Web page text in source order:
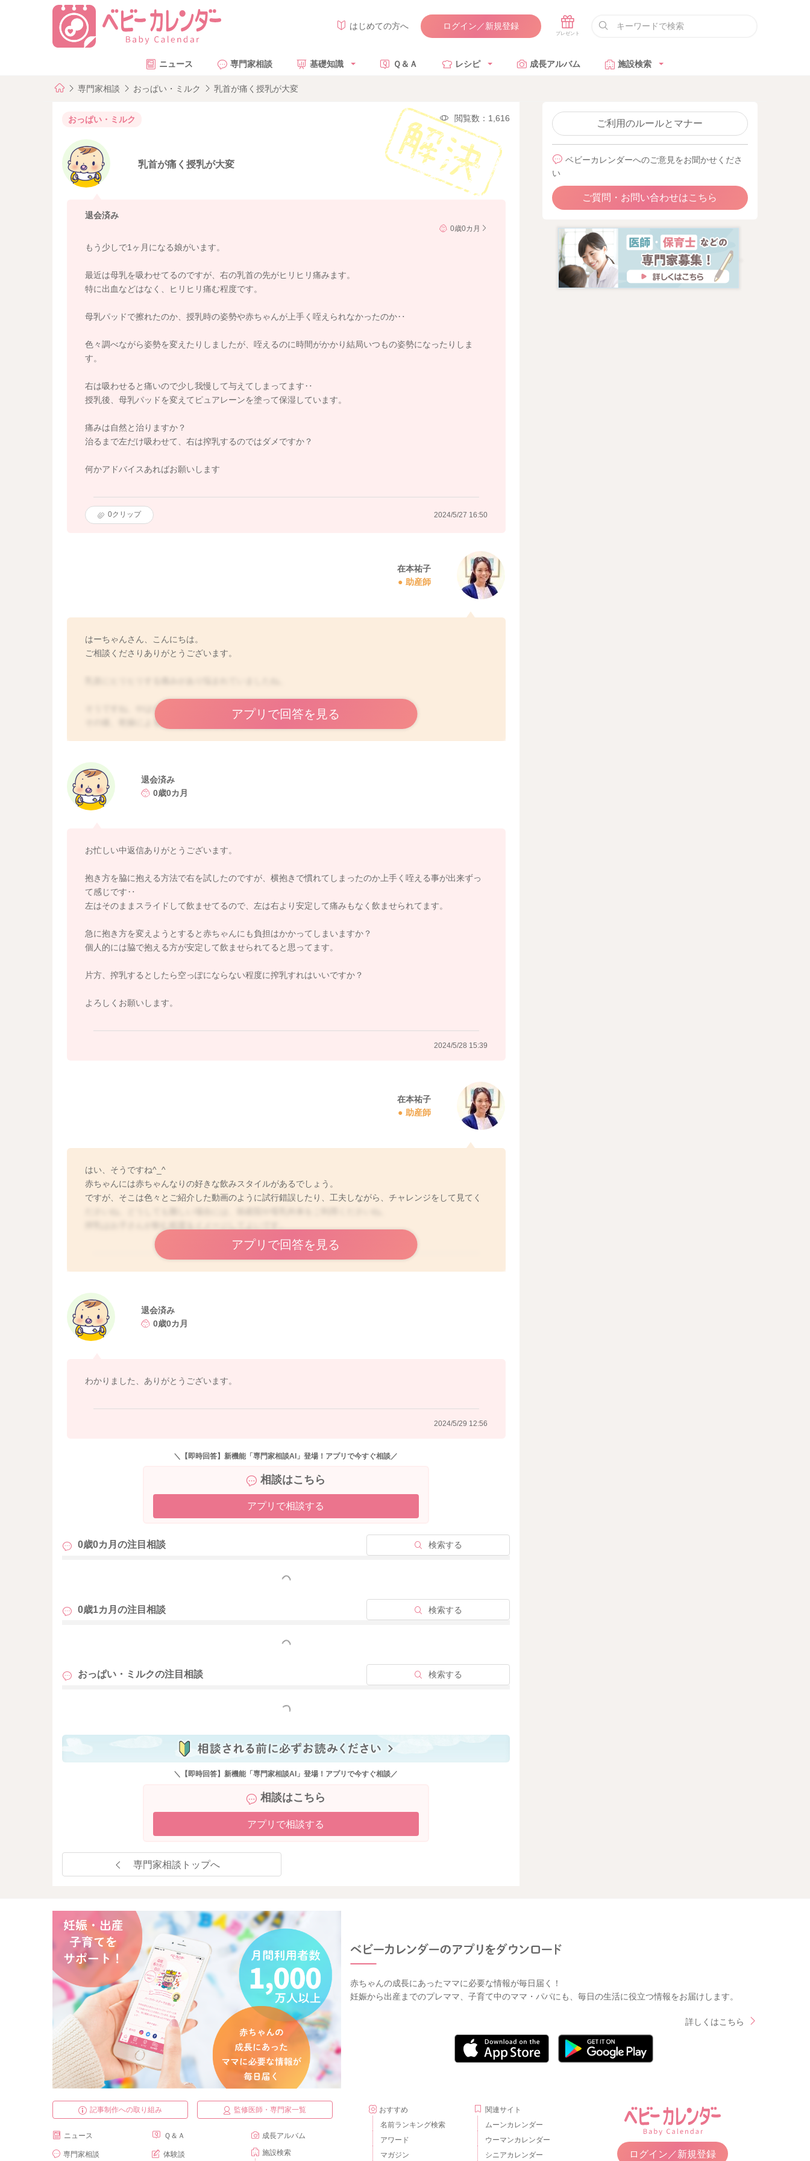
はじめての方へ ログイン／新規登録
ニュース 専門家相談 基礎知識 Ｑ＆Ａ レシピ 成長アルバム 施設検索
専門家相談 おっぱい・ミルク 乳首が痛く授乳が大変
おっぱい・ミルク 閲覧数：1,616
乳首が痛く授乳が大変
退会済み
0歳0カ月
もう少しで1ヶ月になる娘がいます。
最近は母乳を吸わせてるのですが、右の乳首の先がヒリヒリ痛みます。
特に出血などはなく、ヒリヒリ痛む程度です。
母乳パッドで擦れたのか、授乳時の姿勢や赤ちゃんが上手く咥えられなかったのか‥
色々調べながら姿勢を変えたりしましたが、咥えるのに時間がかかり結局いつもの姿勢になったりしま
す。
右は吸わせると痛いので少し我慢して与えてしまってます‥
授乳後、母乳パッドを変えてピュアレーンを塗って保湿しています。
痛みは自然と治りますか？
治るまで左だけ吸わせて、右は搾乳するのではダメですか？
何かアドバイスあればお願いします
0クリップ 2024/5/27 16:50
在本祐子
助産師
はーちゃんさん、こんにちは。
ご相談くださりありがとうございます。
そうですね、やはり乳首に圧力が強くかかることが要因の一つですね。
その後、乾燥による擦れなどもあるかもしれませんね。
具体的な対処方法については以下の記事にまとめています。
https://baby-calendar.jp/knowledge/baby/1308
よろしくお願いします。
アプリで回答を見る
退会済み
0歳0カ月
お忙しい中返信ありがとうございます。
抱き方を脇に抱える方法で右を試したのですが、横抱きで慣れてしまったのか上手く咥える事が出来ずっ
て感じです‥
左はそのままスライドして飲ませてるので、左は右より安定して痛みもなく飲ませられてます。
急に抱き方を変えようとすると赤ちゃんにも負担はかかってしまいますか？
個人的には脇で抱える方が安定して飲ませられてると思ってます。
片方、搾乳するとしたら空っぽにならない程度に搾乳すれはいいですか？
よろしくお願いします。
2024/5/28 15:39
在本祐子
助産師
はい、そうですね^_^
赤ちゃんには赤ちゃんなりの好きな飲みスタイルがあるでしょう。
ですが、そこは色々とご紹介した動画のように試行錯誤したり、工夫しながら、チャレンジをして見てく
アプリで回答を見る
退会済み
0歳0カ月
わかりました、ありがとうございます。
2024/5/29 12:56
＼【即時回答】新機能「専門家相談AI」登場！アプリで今すぐ相談／
相談はこちら
アプリで相談する
0歳0カ月の注目相談 検索する
もっと見る
0歳1カ月の注目相談 検索する
もっと見る
おっぱい・ミルクの注目相談 検索する
もっと見る
＼【即時回答】新機能「専門家相談AI」登場！アプリで今すぐ相談／
相談はこちら
アプリで相談する
専門家相談トップへ
ご利用のルールとマナー
ベビーカレンダーへのご意見をお聞かせくださ
い
ご質問・お問い合わせはこちら
赤ちゃんの成長にあったママに必要な情報が毎日届く！
妊娠から出産までのプレママ、子育て中のママ・パパにも、毎日の生活に役立つ情報をお届けします。
詳しくはこちら
記事制作への取り組み 監修医師・専門家一覧
ニュース
専門家相談
Ｑ＆Ａ
体験談
成長アルバム
施設検索
おすすめ
名前ランキング検索
アワード
マガジン
関連サイト
ムーンカレンダー
ウーマンカレンダー
シニアカレンダー
ログイン／新規登録